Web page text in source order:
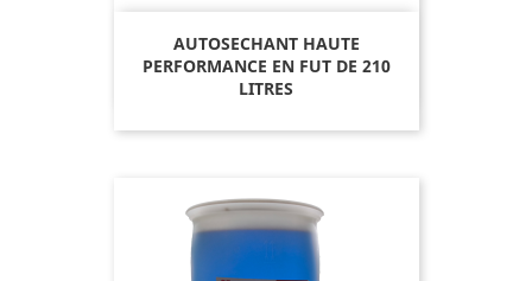
AUTOSECHANT HAUTE
PERFORMANCE EN FUT DE 210
LITRES